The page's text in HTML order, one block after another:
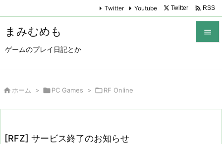
まみむめも
ゲームのプレイ日記とか

Twitter Youtube Twitter  RSS
 ホーム > PC Games > RF Online
[RFZ] サービス終了のお知らせ